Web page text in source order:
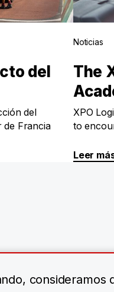
del
del
de Francia
Noticias
The
XPO
to
Leer
consideramos